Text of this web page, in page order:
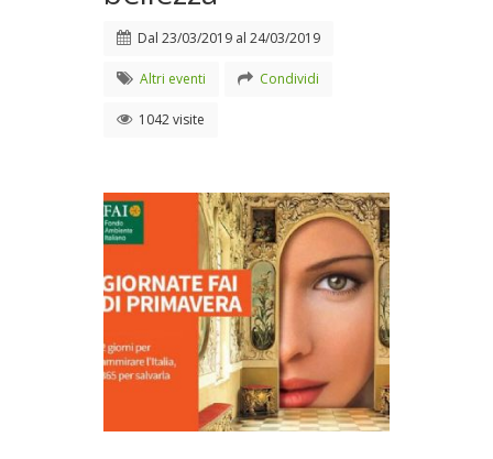
Dal 23/03/2019 al 24/03/2019
Altri eventi Condividi
1042 visite